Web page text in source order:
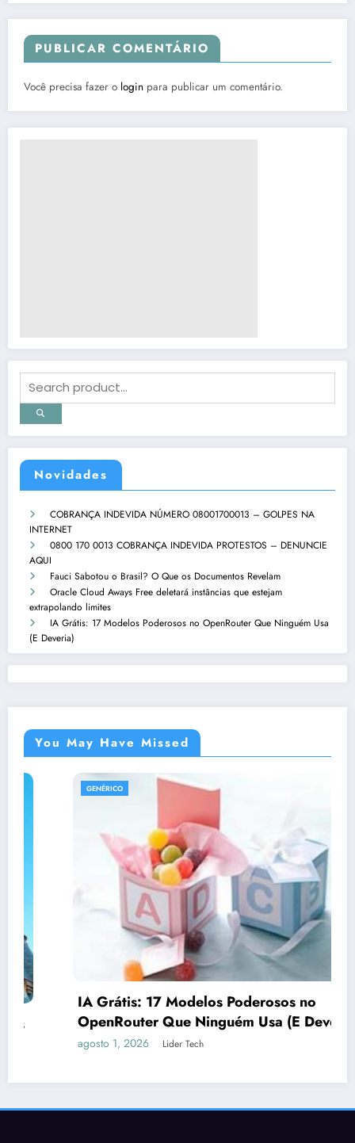
Novidades
COBRANÇA INDEVIDA NÚMERO 08001700013 – GOLPES NA
INTERNET
0800 170 0013 COBRANÇA INDEVIDA PROTESTOS – DENUNCIE
AQUI
Fauci Sabotou o Brasil? O Que os Documentos Revelam
Oracle Cloud Aways Free deletará instâncias que estejam
extrapolando limites
IA Grátis: 17 Modelos Poderosos no OpenRouter Que Ninguém Usa
(E Deveria)
PUBLICAR COMENTÁRIO
Você precisa fazer o login para publicar um comentário.
You May Have Missed
IA Grátis: 17 Modelos Poderosos no
OpenRouter Que Ninguém Usa (E Deveria)
agosto 1, 2026 Lider Tech